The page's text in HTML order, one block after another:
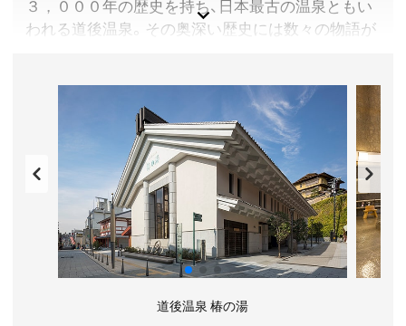
内
所在地／愛媛県松山市道後公園1-30
３，０００年の歴史を持ち、日本最古の温泉ともい
われる道後温泉。その奥深い歴史には数々の物語が
料金／詳しくは公式サイトをご確認ください。
営業時間／6:00～23:00(札止22:30)
定休日／なし(年に1回臨時休館あり)
アクセス／JR松山駅より路面電車で約25分「道後温泉」
駅下車、徒歩約5分。伊予鉄道 松山市駅より路面電車で
約20分「道後温泉」駅下車、徒歩約5分。
所在地／愛媛県松山市道後湯之町19-22
お問い合わせ／089-932-1126(道後温泉コンソーシアム)
道後温泉 椿の湯